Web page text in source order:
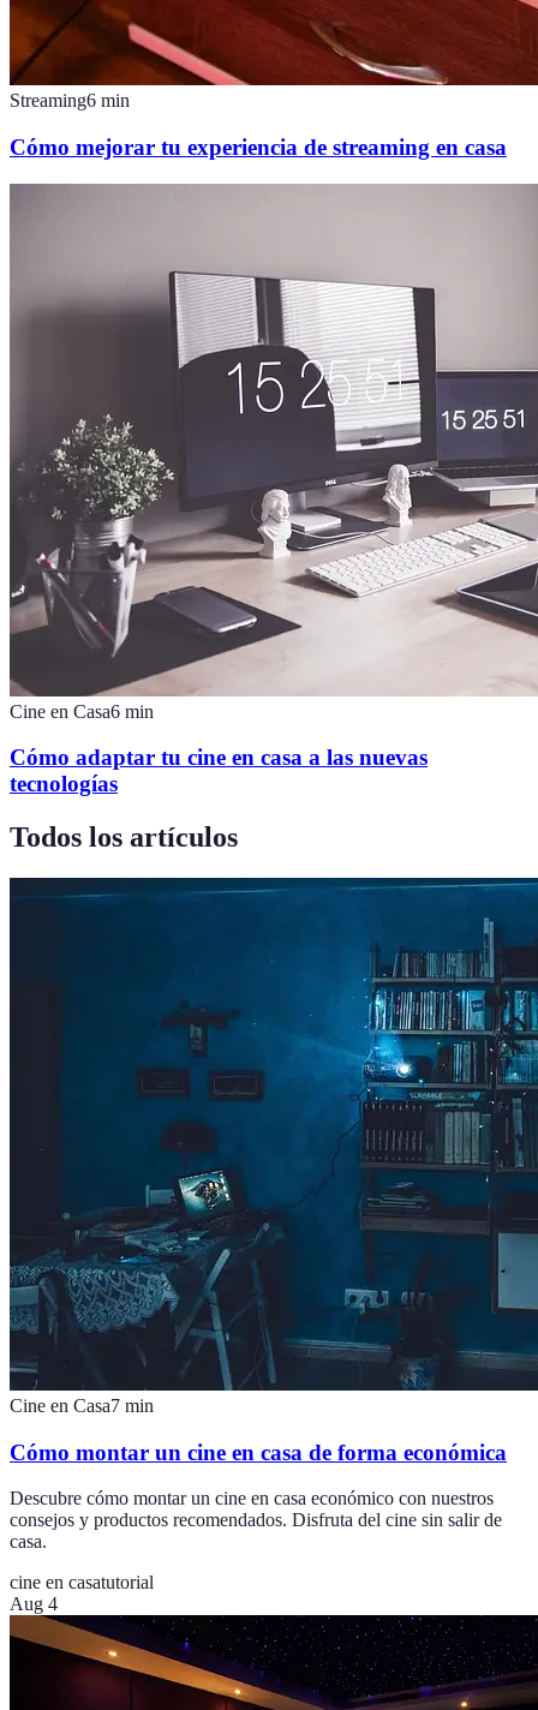
Streaming6 min
Cómo mejorar tu experiencia de streaming en casa
Cine en Casa6 min
Cómo adaptar tu cine en casa a las nuevas
tecnologías
Todos los artículos
Cine en Casa7 min
Cómo montar un cine en casa de forma económica
Descubre cómo montar un cine en casa económico con nuestros
consejos y productos recomendados. Disfruta del cine sin salir de
casa.
cine en casatutorial
Aug 4